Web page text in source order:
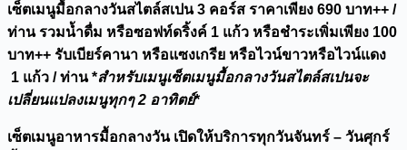
เซ็ตเมนูมื้อกลางวันสไตล์สเปน 3 คอร์ส ราคาเพียง 690 บาท++ /
ท่าน รวมน้ำดื่ม หรือซอฟท์ดริ้งค์ 1 แก้ว หรือชำระเพิ่มเพียง 100
บาท++ รับเบียร์คานา หรือแซงเกรีย หรือไวน์ขาวหรือไวน์แดง
1 แก้ว / ท่าน *สำหรับเมนูเซ็ตเมนูมื้อกลางวันสไตล์สเปนจะ
เปลี่ยนแปลงเมนูทุกๆ 2 อาทิตย์*
เซ็ตเมนูอาหารมื้อกลางวัน เปิดให้บริการทุกวันจันทร์ – วันศุกร์